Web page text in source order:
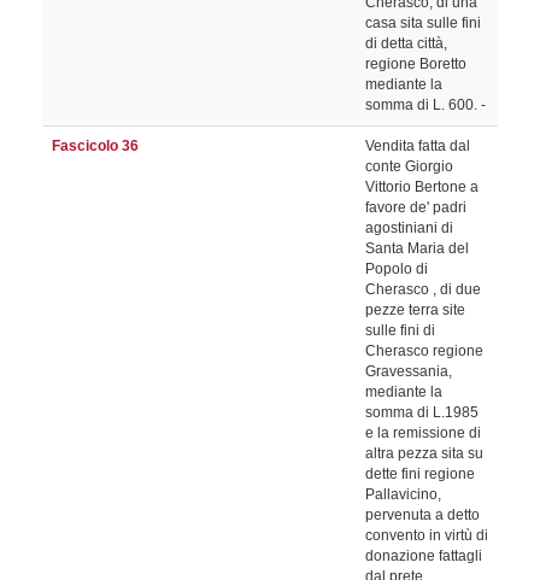
casa sita sulle fini
di detta città,
regione Boretto
mediante la
somma di L. 600. -
Fascicolo 36
Vendita fatta dal
conte Giorgio
Vittorio Bertone a
favore de' padri
agostiniani di
Santa Maria del
Popolo di
Cherasco , di due
pezze terra site
sulle fini di
Cherasco regione
Gravessania,
mediante la
somma di L.1985
e la remissione di
altra pezza sita su
dette fini regione
Pallavicino,
pervenuta a detto
convento in virtù di
donazione fattagli
dal prete